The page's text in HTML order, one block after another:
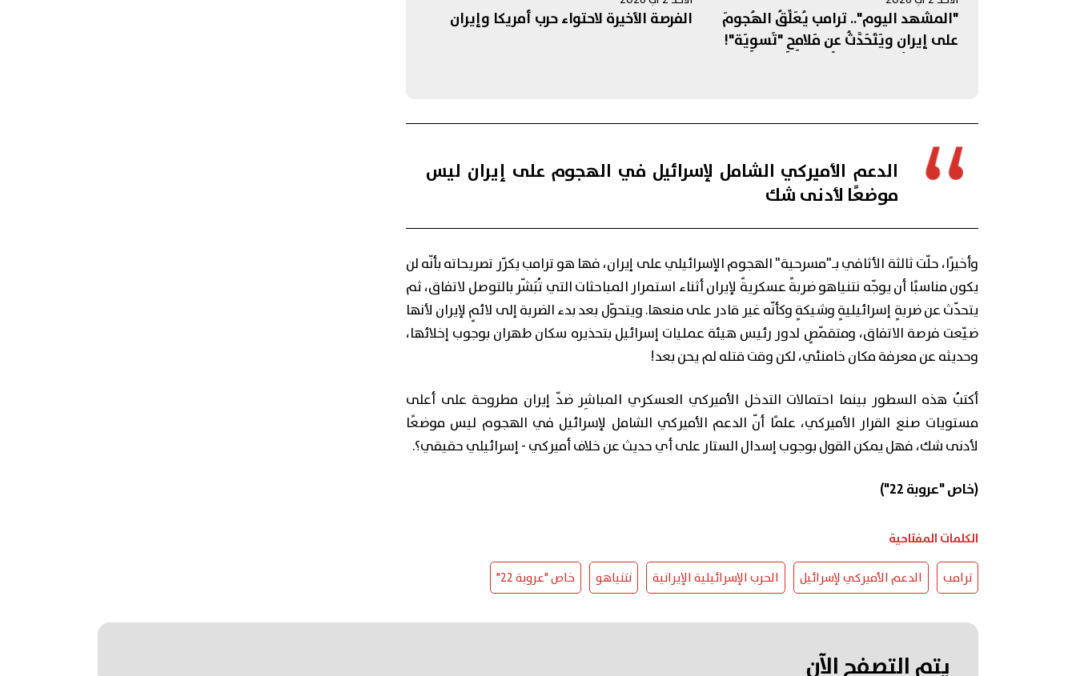
"المشهد اليوم".. ترامب يُعَلِّقُ الهُجومَ
على إيران ويَتَحَدَّثُ عن مَلامِحِ "تَسوِيَة"!
الفرصة الأخيرة لاحتواء حرب أمريكا وإيران
الدعم الأميركي الشامل لإسرائيل في الهجوم على إيران ليس
موضعًا لأدنى شك
وأخيرًا، حلّت ثالثة الأثافي بـ"مسرحية" الهجوم الإسرائيلي على إيران، فها هو ترامب يكرّر تصريحاته بأنّه لن
يكون مناسبًا أن يوجّه نتنياهو ضربةً عسكريةً لإيران أثناء استمرار المباحثات التي تُبَشّر بالتوصل لاتفاق، ثم
يتحدّث عن ضربةٍ إسرائيليةٍ وشيكةٍ وكأنّه غير قادر على منعها. ويتحوّل بعد بدء الضربة إلى لائمٍ لإيران لأنها
ضيّعت فرصة الاتفاق، ومتقمّصٍ لدور رئيس هيئة عمليات إسرائيل بتحذيره سكان طهران بوجوب إخلائها،
وحديثه عن معرفة مكان خامنئي، لكن وقت قتله لم يحن بعد!
أكتبُ هذه السطور بينما احتمالات التدخل الأميركي العسكري المباشِر ضدّ إيران مطروحة على أعلى
مستويات صنع القرار الأميركي، علمًا أنّ الدعم الأميركي الشامل لإسرائيل في الهجوم ليس موضعًا
لأدنى شك، فهل يمكن القول بوجوب إسدال الستار على أي حديث عن خلاف أميركي - إسرائيلي حقيقي؟.
(خاص "عروبة 22")
الكلمات المفتاحية
ترامب الدعم الأميركي لإسرائيل الحرب الإسرائيلية الإيرانية نتنياهو خاص "عروبة 22"
يتم التصفح الآن